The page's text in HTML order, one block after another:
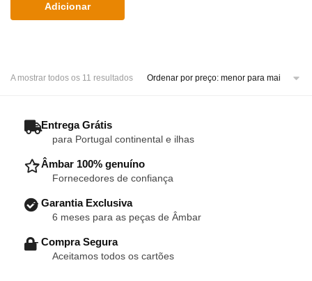
Adicionar
A mostrar todos os 11 resultadosSorted
high
– Entrega Grátis
para Portugal continental e ilhas
– Âmbar 100% genuíno
Fornecedores de confiança
– Garantia Exclusiva
6 meses para as peças de Âmbar
– Compra Segura
Aceitamos todos os cartões